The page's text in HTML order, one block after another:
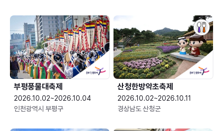
부평풍물대축제
2026.10.02~2026.10.04
인천광역시 부평구
산청한방약초축제
2026.10.02~2026.10.11
경상남도 산청군